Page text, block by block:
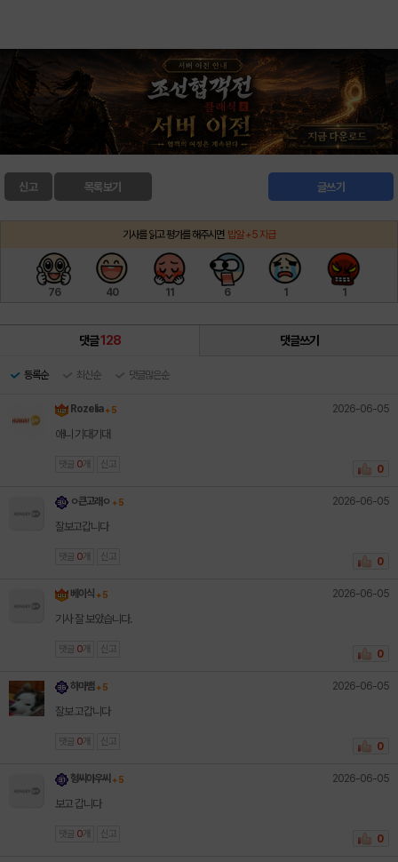
신고 글쓰기
목록보기
기사를 읽고 평가를 해주시면 밥알 +5 지급
76 40 11 6 1 1
댓글128 댓글쓰기
등록순 최신순 댓글많은순
Rozelia + 5 2026-06-05
애니 기대기대
댓글 0 개 신고 0
ㅇ큰고래ㅇ + 5 2026-06-05
잘보고갑니다
댓글 0 개 신고 0
베이식 + 5 2026-06-05
기사 잘 보았습니다.
댓글 0 개 신고 0
하마뱀 + 5 2026-06-05
잘보 고갑니다
댓글 0 개 신고 0
형씨아우씨 + 5 2026-06-05
보고 갑니다
댓글 0 개 신고 0